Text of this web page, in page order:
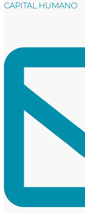
CAPITAL HUMANO